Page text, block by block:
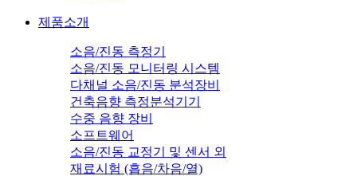
제품소개
소음/진동 측정기
소음/진동 모니터링 시스템
다채널 소음/진동 분석장비
건축음향 측정분석기기
수중 음향 장비
소프트웨어
소음/진동 교정기 및 센서 외
재료시험 (흡음/차음/열)